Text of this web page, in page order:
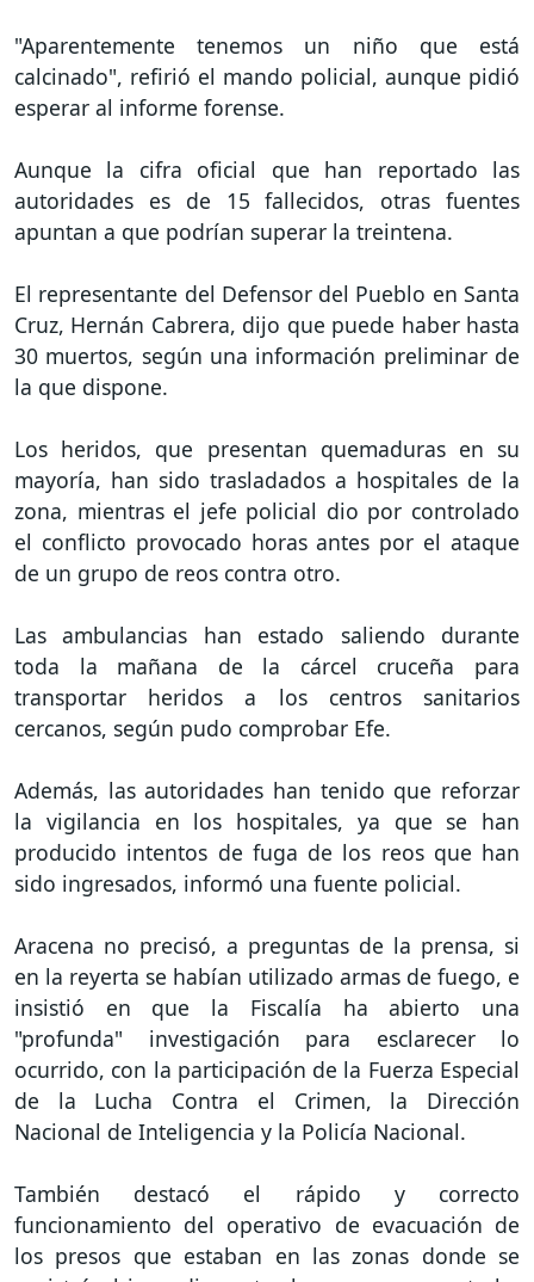
"Aparentemente tenemos un niño que está
calcinado", refirió el mando policial, aunque pidió
esperar al informe forense.
Aunque la cifra oficial que han reportado las
autoridades es de 15 fallecidos, otras fuentes
apuntan a que podrían superar la treintena.
El representante del Defensor del Pueblo en Santa
Cruz, Hernán Cabrera, dijo que puede haber hasta
30 muertos, según una información preliminar de
la que dispone.
Los heridos, que presentan quemaduras en su
mayoría, han sido trasladados a hospitales de la
zona, mientras el jefe policial dio por controlado
el conflicto provocado horas antes por el ataque
de un grupo de reos contra otro.
Las ambulancias han estado saliendo durante
toda la mañana de la cárcel cruceña para
transportar heridos a los centros sanitarios
cercanos, según pudo comprobar Efe.
Además, las autoridades han tenido que reforzar
la vigilancia en los hospitales, ya que se han
producido intentos de fuga de los reos que han
sido ingresados, informó una fuente policial.
Aracena no precisó, a preguntas de la prensa, si
en la reyerta se habían utilizado armas de fuego, e
insistió en que la Fiscalía ha abierto una
"profunda" investigación para esclarecer lo
ocurrido, con la participación de la Fuerza Especial
de la Lucha Contra el Crimen, la Dirección
Nacional de Inteligencia y la Policía Nacional.
También destacó el rápido y correcto
funcionamiento del operativo de evacuación de
los presos que estaban en las zonas donde se